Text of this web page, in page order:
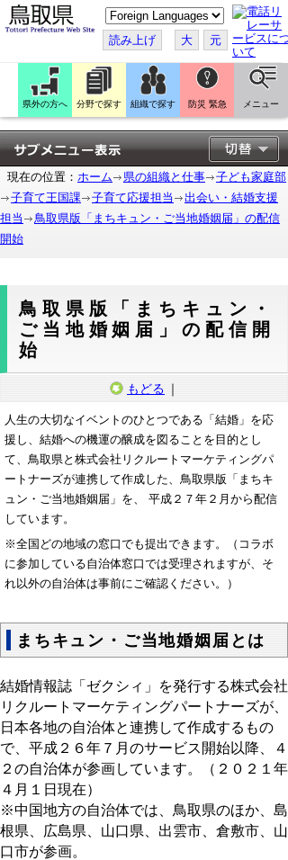
こ
の
ペ
ー
ジ
翻
訳
す
る
読み上げ 大 元
県外の方へ 分野で探す 組織で探す 防災 緊急 メニュー
現在の位置： ホーム 県の組織と仕事
子ども家庭部
子育て王国課
子育て応援担当
出会い・結婚支援
担当
鳥取県版「まちキュン・ご当地婚姻届」の配信
開始
鳥取県版「まちキュン・
ご当地婚姻届」の配信開
始
もどる ｜
人生の大切なイベントのひとつである「結婚」を応
援し、結婚への機運の醸成を図ることを目的とし
て、鳥取県と株式会社リクルートマーケティングパ
ートナーズが連携して作成した、鳥取県版「まちキ
ュン・ご当地婚姻届」を、 平成２７年２月から配信
しています。
※全国どの地域の窓口でも提出できます。（コラボ
に参加している自治体窓口では受理されますが、そ
れ以外の自治体は事前にご確認ください。）
まちキュン・ご当地婚姻届とは
結婚情報誌「ゼクシィ」を発行する株式会社
リクルートマーケティングパートナーズが、
日本各地の自治体と連携して作成するもの
で、平成２６年７月のサービス開始以降、４
２の自治体が参画しています。（２０２１年
４月１日現在）
※中国地方の自治体では、鳥取県のほか、島
根県、広島県、山口県、出雲市、倉敷市、山
口市が参画。